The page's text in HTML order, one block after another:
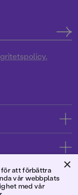
×
att förbättra
vår webbplats
med vår